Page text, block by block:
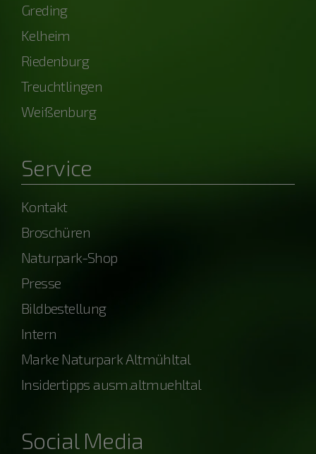
Greding
Kelheim
Riedenburg
Treuchtlingen
Weißenburg
Service
Kontakt
Broschüren
Naturpark-Shop
Presse
Bildbestellung
Intern
Marke Naturpark Altmühltal
Insidertipps ausm.altmuehltal
Social Media